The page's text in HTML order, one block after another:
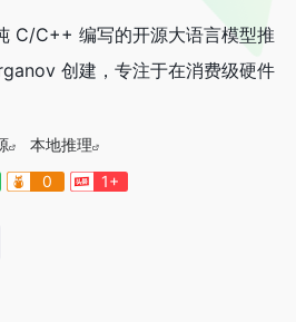
C/C++ 编写的开源大语言模型推
创建，专注于在消费级硬件
本地推理
0 1+